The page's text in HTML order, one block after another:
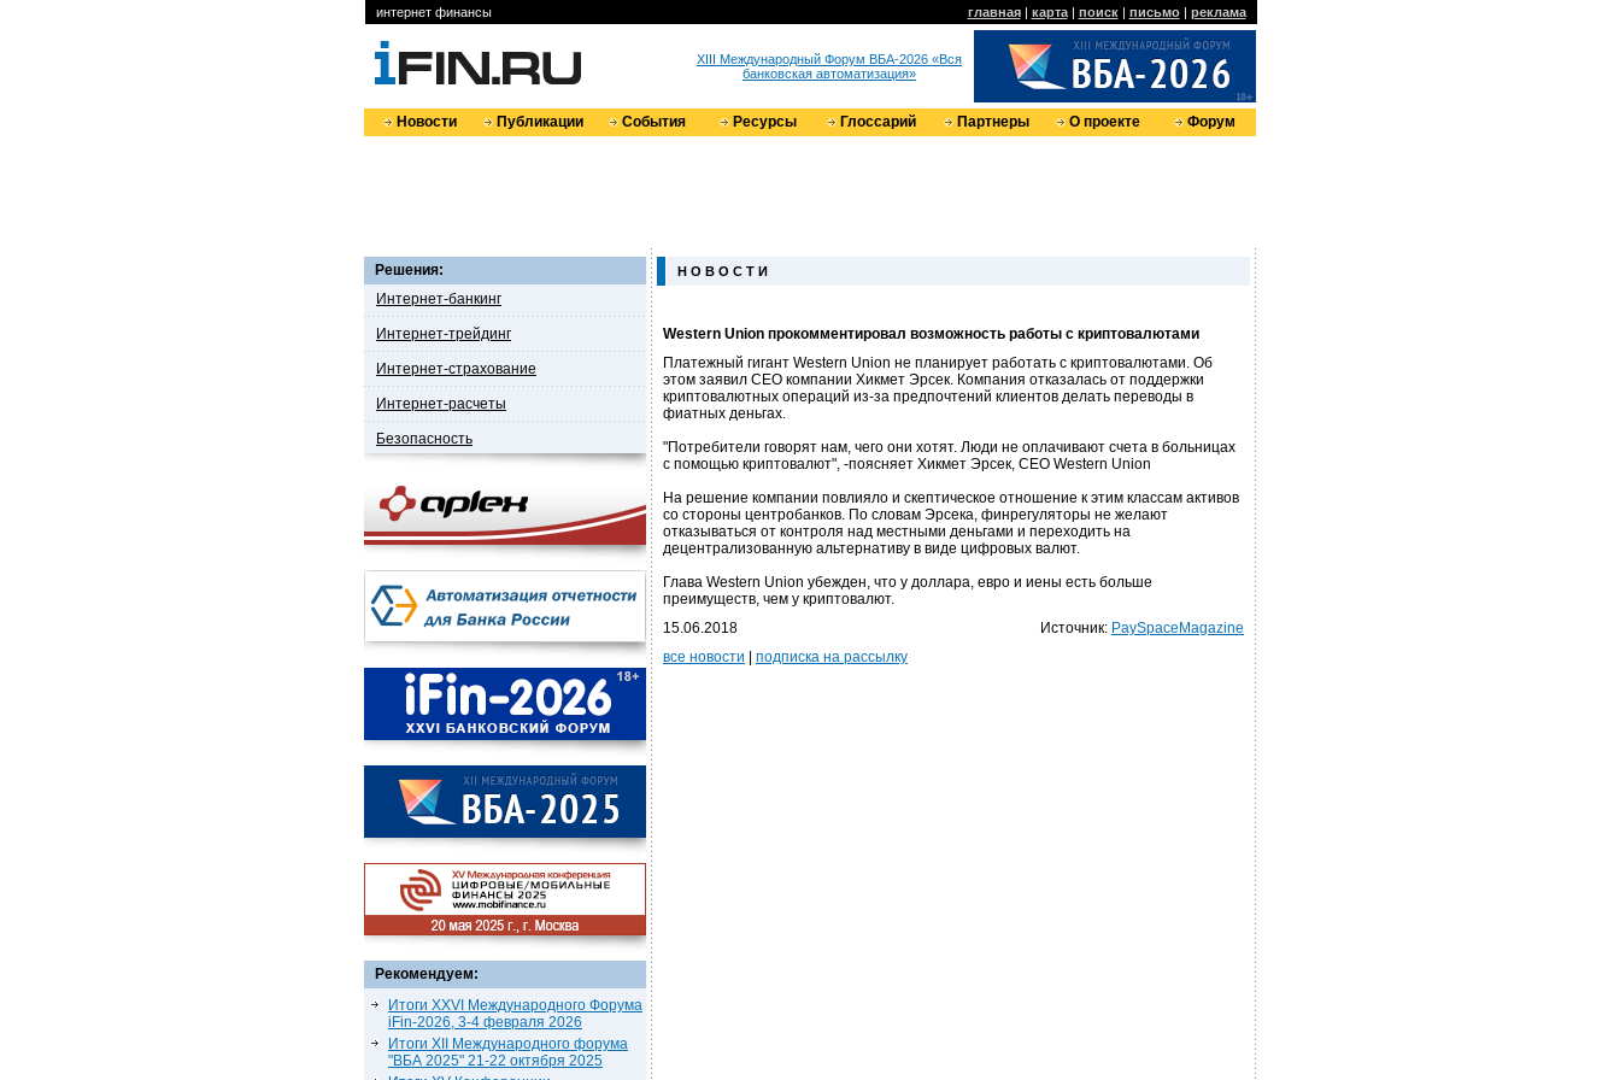
интернет финансы главная| карта| поиск| письмо| реклама
XIII Международный Форум ВБА-2026 «Вся
банковская автоматизация»
Новости Публикации События Ресурсы Глоссарий Партнеры О проекте Форум
Решения:
Интернет-банкинг
Интернет-трейдинг
Интернет-страхование
Интернет-расчеты
Безопасность
Рекомендуем:
Итоги XXVI Международного Форума
iFin-2026, 3-4 февраля 2026
Итоги XII Международного форума
"ВБА 2025" 21-22 октября 2025
Н О В О С Т И
Western Union прокомментировал возможность работы с криптовалютами
Платежный гигант Western Union не планирует работать с криптовалютами. Об
этом заявил CEO компании Хикмет Эрсек. Компания отказалась от поддержки
криптовалютных операций из-за предпочтений клиентов делать переводы в
фиатных деньгах.
"Потребители говорят нам, чего они хотят. Люди не оплачивают счета в больницах
с помощью криптовалют", -поясняет Хикмет Эрсек, CEO Western Union
На решение компании повлияло и скептическое отношение к этим классам активов
со стороны центробанков. По словам Эрсека, финрегуляторы не желают
отказываться от контроля над местными деньгами и переходить на
децентрализованную альтернативу в виде цифровых валют.
Глава Western Union убежден, что у доллара, евро и иены есть больше
преимуществ, чем у криптовалют.
15.06.2018
Источник: PaySpaceMagazine
все новости
подписка на рассылку